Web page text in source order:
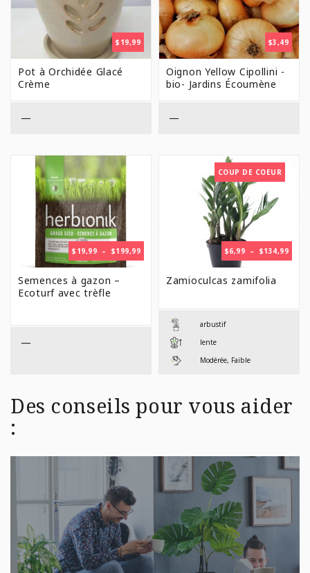
$ 19,99
Pot à Orchidée Glacé
Crème
—
$3,49
Oignon Yellow Cipollini -
bio- Jardins Écoumène
—
$ 19,99 – $199,99PLAGE
DE
Semences à gazon –
Ecoturf avec trèfle
—
COUP DE COEUR
$6,99 – $134,99
DE
Zamioculcas zamifolia
arbustif
lente
Modérée, Faible
Des conseils pour vous aider
: